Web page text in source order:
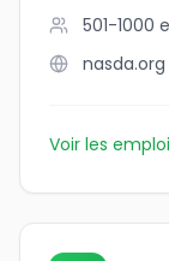
501-1000
nasda.org
Voir les